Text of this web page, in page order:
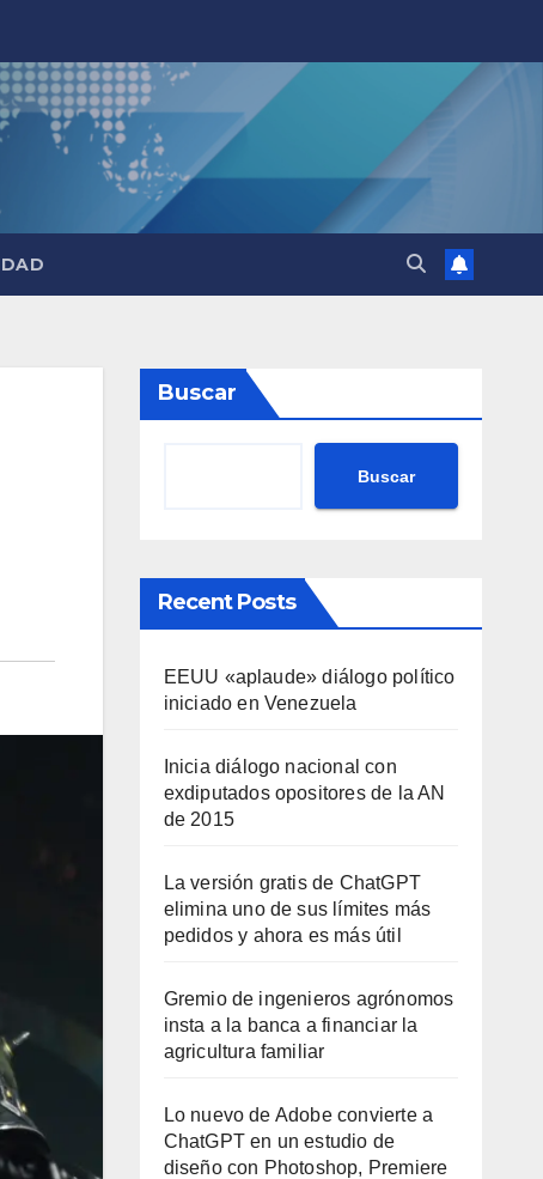
Buscar
Buscar
Recent Posts
EEUU «aplaude» diálogo político
iniciado en Venezuela
Inicia diálogo nacional con
exdiputados opositores de la AN
de 2015
La versión gratis de ChatGPT
elimina uno de sus límites más
pedidos y ahora es más útil
Gremio de ingenieros agrónomos
insta a la banca a financiar la
agricultura familiar
Lo nuevo de Adobe convierte a
ChatGPT en un estudio de
diseño con Photoshop, Premiere